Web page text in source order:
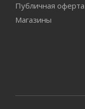
Публичная оферта
Магазины